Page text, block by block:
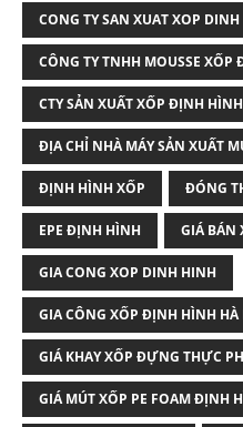
CONG TY SAN XUAT XOP
CÔNG TY TNHH MOUSSE XỐP
CTY SẢN XUẤT XỐP ĐỊNH HÌNH
ĐỊA CHỈ NHÀ MÁY SẢN XUẤT
ĐỊNH HÌNH XỐP ĐÓNG
EPE ĐỊNH HÌNH GIÁ BÁN
GIA CONG XOP DINH HINH
GIA CÔNG XỐP ĐỊNH HÌNH HÀ
GIÁ KHAY XỐP ĐỰNG THỰC
GIÁ MÚT XỐP PE FOAM ĐỊNH